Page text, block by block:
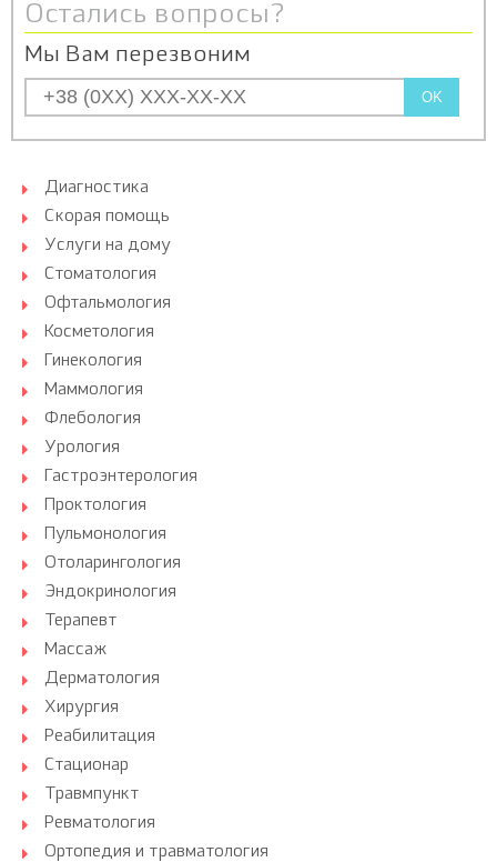
Остались вопросы?
Мы Вам перезвоним
OK
Диагностика
Скорая помощь
Услуги на дому
Стоматология
Офтальмология
Косметология
Гинекология
Маммология
Флебология
Урология
Гастроэнтерология
Проктология
Пульмонология
Отоларингология
Эндокринология
Терапевт
Массаж
Дерматология
Хирургия
Реабилитация
Стационар
Травмпункт
Ревматология
Ортопедия и травматология